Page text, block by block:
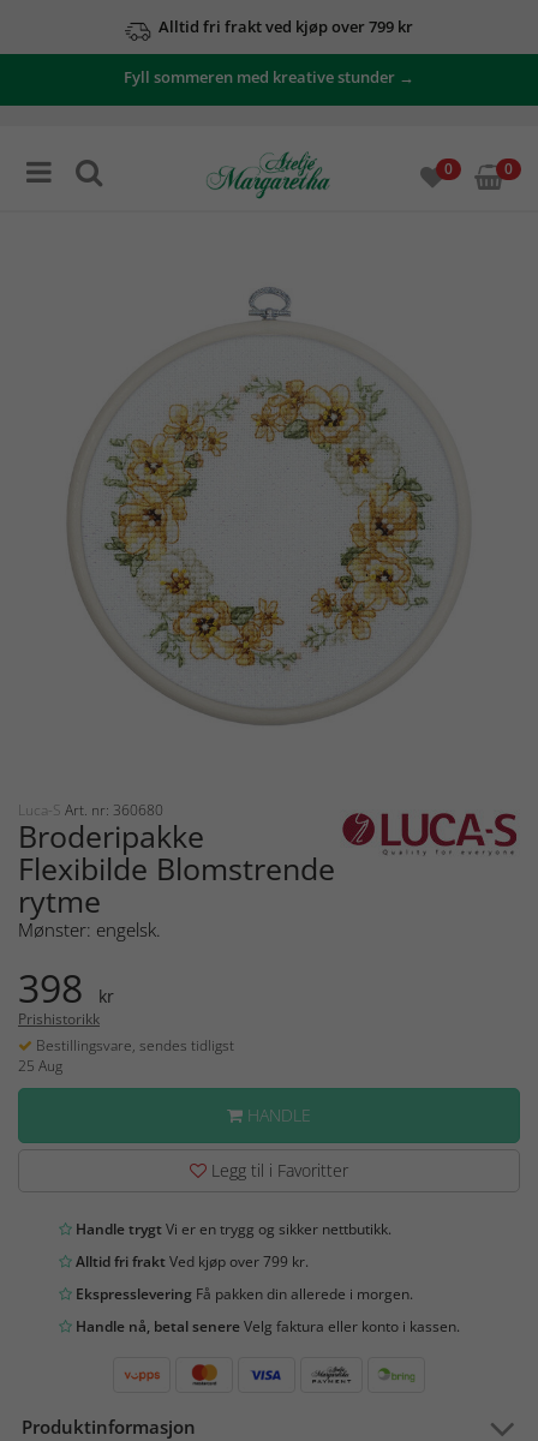
Alltid fri frakt ved kjøp over 799 kr
Fyll sommeren med kreative stunder →
0 0
Luca-S Art. nr: 360680
Broderipakke
Flexibilde Blomstrende
rytme
Mønster: engelsk.
398 kr
Prishistorikk
Bestillingsvare, sendes tidligst
25 Aug
HANDLE
Legg til i Favoritter
Handle trygtVi er en trygg og sikker nettbutikk.
Alltid fri fraktVed kjøp over 799 kr.
Ekspresslevering Få pakken din allerede i morgen.
Handle nå, betal senereVelg faktura eller konto i kassen.
Produktinformasjon